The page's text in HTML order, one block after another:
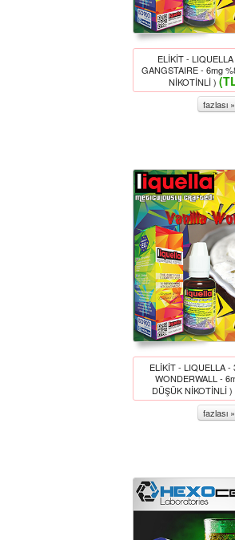
ELİKİT -
GANGSTAIRE - 6mg
NİKOTİNLİ )
fazlası »
ELİKİT - LIQUELLA -
WONDERWALL -
DÜŞÜK NİKOTİNLİ )
fazlası »